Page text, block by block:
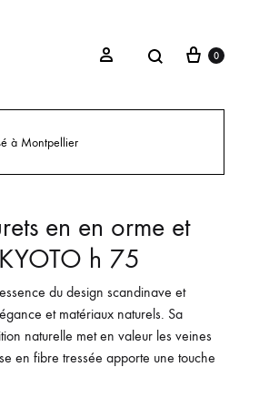
Tapis
Se connecterRecherche Panier
0
à Montpellier
en en orme et
h 75
du design scandinave et
et matériaux naturels. Sa
naturelle met en valeur les veines
en fibre tressée apporte une touche